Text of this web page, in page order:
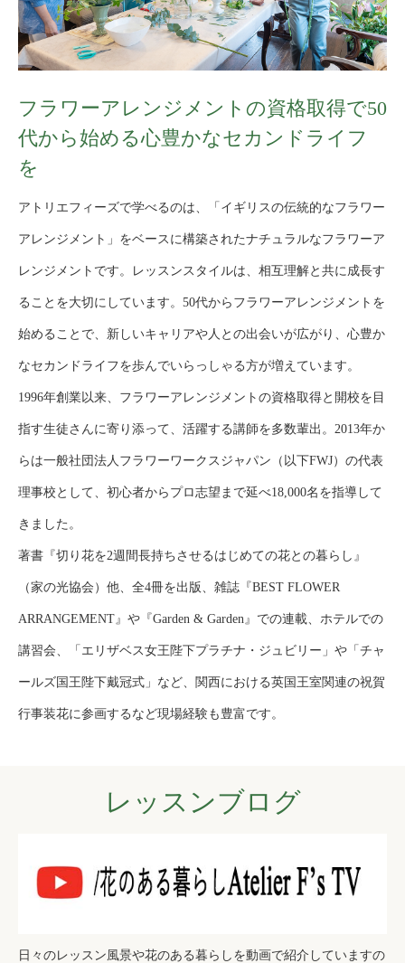
フラワーアレンジメントの資格取得で50
代から始める心豊かなセカンドライフ
を
アトリエフィーズで学べるのは、「イギリスの伝統的なフラワー
アレンジメント」をベースに構築されたナチュラルなフラワーア
レンジメントです。レッスンスタイルは、相互理解と共に成長す
ることを大切にしています。50代からフラワーアレンジメントを
始めることで、新しいキャリアや人との出会いが広がり、心豊か
なセカンドライフを歩んでいらっしゃる方が増えています。
1996年創業以来、フラワーアレンジメントの資格取得と開校を目
指す生徒さんに寄り添って、活躍する講師を多数輩出。2013年か
らは一般社団法人フラワーワークスジャパン（以下FWJ）の代表
理事校として、初心者からプロ志望まで延べ18,000名を指導して
きました。
著書『切り花を2週間長持ちさせるはじめての花との暮らし』
（家の光協会）他、全4冊を出版、雑誌『BEST FLOWER
ARRANGEMENT』や『Garden & Garden』での連載、ホテルでの
講習会、「エリザベス女王陛下プラチナ・ジュビリー」や「チャ
ールズ国王陛下戴冠式」など、関西における英国王室関連の祝賀
行事装花に参画するなど現場経験も豊富です。
レッスンブログ
日々のレッスン風景や花のある暮らしを動画で紹介していますの